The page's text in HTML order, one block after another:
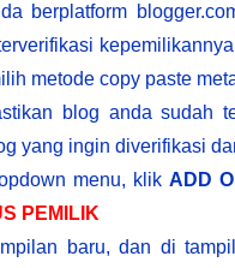
berplatform
metode copy paste
blog anda sudah
yang ingin diverifikasi
menu, klikADD
PEMILIK
baru, dan di